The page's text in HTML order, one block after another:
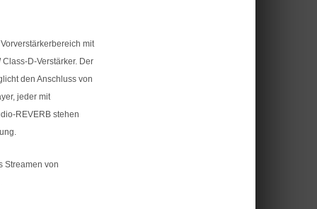
mit
D-Verstärker. Der
den Anschluss von
jeder mit
REVERB stehen
Streamen von